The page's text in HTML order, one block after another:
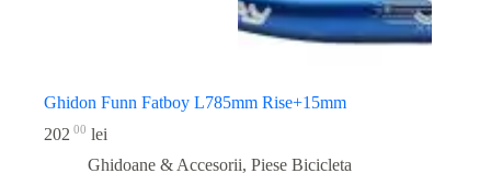
Ghidon Funn Fatboy L785mm Rise+15mm
202 00 lei
Ghidoane & Accesorii, Piese Bicicleta